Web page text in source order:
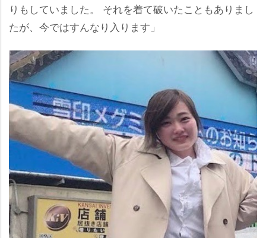
りもしていました。 それを着て破いたこともありまし
たが、今ではすんなり入ります」